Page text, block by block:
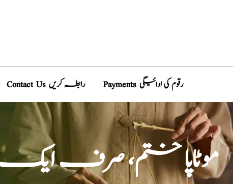
Contact Us رابطہ کریں Payments رقوم کی ادائیگی
موٹاپا ختم، صرف